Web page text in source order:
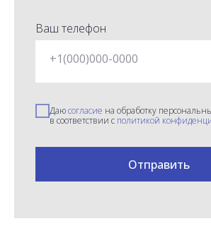
Ваш телефон
+1(000)000-0000
Даюсогласие на обработку
в соответствии с политикой
Отправить